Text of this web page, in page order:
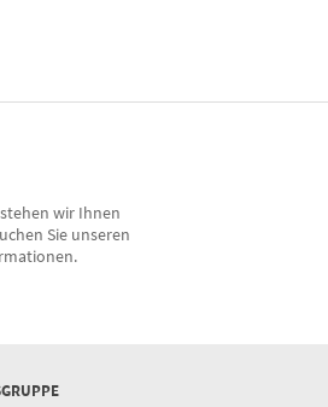
wir Ihnen
Sie unseren